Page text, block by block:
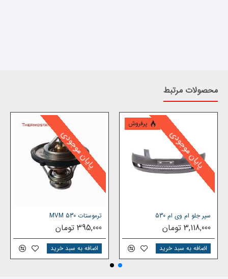
محصولات مرتبط
پرفروش
پایان موجودی
سپر جلو ام وی ام 530
3,118,000 تومان
اضافه به سبد خرید
پایان موجودی
ترموستات MVM 530
395,000 تومان
اضافه به سبد خرید